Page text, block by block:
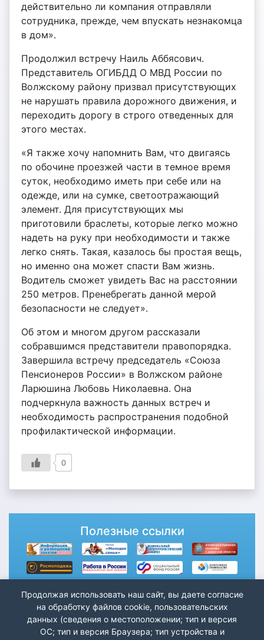
действительно ли компания отправляли
сотрудника, прежде, чем впускать незнакомца
в дом».
Продолжил встречу Наиль Аббясович.
Представитель ОГИБДД О МВД России по
Волжскому району призвал присутствующих
не нарушать правила дорожного движения, и
переходить дорогу в строго отведенных для
этого местах.
«Я также хочу напомнить Вам, что двигаясь
по обочине проезжей части в темное время
суток, необходимо иметь при себе или на
одежде, или на сумке, светоотражающий
элемент. Для присутствующих мы
приготовили браслеты, которые легко можно
надеть на руку при необходимости и также
легко снять. Такая, казалось бы простая вещь,
но именно она может спасти Вам жизнь.
Водитель сможет увидеть Вас на расстоянии
250 метров. Пренебрегать данной мерой
безопасности не следует».
Об этом и многом другом рассказали
собравшимся представители правопорядка.
Завершила встречу председатель «Союза
Пенсионеров России» в Волжском районе
Ларюшина Любовь Николаевна. Она
подчеркнула важность данных встреч и
необходимость распространения подобной
профилактической информации.
0
Полезные ссылки
Продолжая использовать наш сайт, вы даете согласие
на обработку файлов cookie, пользовательских
данных (сведения о местоположении; тип и версия
ОС; тип и версия Браузера; тип устройства и